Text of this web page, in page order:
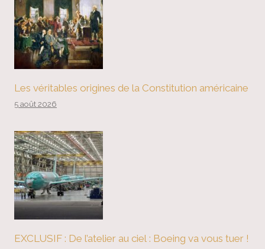
Les véritables origines de la Constitution américaine
5 août 2026
EXCLUSIF : De l’atelier au ciel : Boeing va vous tuer !